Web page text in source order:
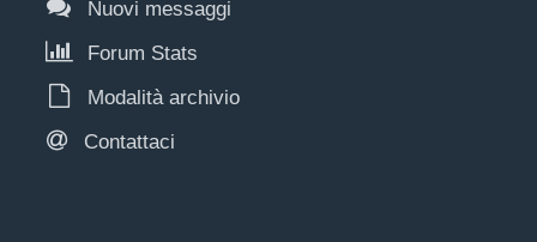
Nuovi messaggi
Forum Stats
Modalità archivio
Contattaci